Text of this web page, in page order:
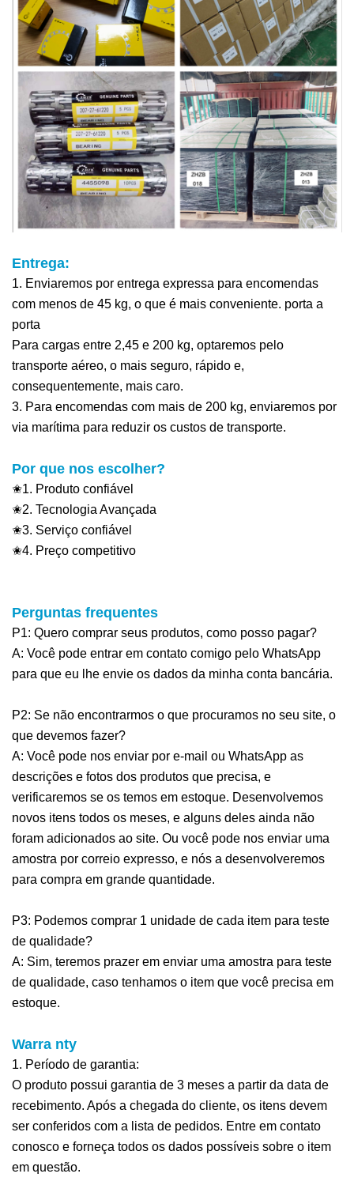
Entrega:
1. Enviaremos por entrega expressa para encomendas
com menos de 45 kg, o que é mais conveniente. porta a
porta
Para cargas entre 2,45 e 200 kg, optaremos pelo
transporte aéreo, o mais seguro, rápido e,
consequentemente, mais caro.
3. Para encomendas com mais de 200 kg, enviaremos por
via marítima para reduzir os custos de transporte.
Por que nos escolher?
✬1. Produto confiável
✬2. Tecnologia Avançada
✬3. Serviço confiável
✬4. Preço competitivo
Perguntas frequentes
P1: Quero comprar seus produtos, como posso pagar?
A: Você pode entrar em contato comigo pelo WhatsApp
para que eu lhe envie os dados da minha conta bancária.
P2: Se não encontrarmos o que procuramos no seu site, o
que devemos fazer?
A: Você pode nos enviar por e-mail ou WhatsApp as
descrições e fotos dos produtos que precisa, e
verificaremos se os temos em estoque. Desenvolvemos
novos itens todos os meses, e alguns deles ainda não
foram adicionados ao site. Ou você pode nos enviar uma
amostra por correio expresso, e nós a desenvolveremos
para compra em grande quantidade.
P3: Podemos comprar 1 unidade de cada item para teste
de qualidade?
A: Sim, teremos prazer em enviar uma amostra para teste
de qualidade, caso tenhamos o item que você precisa em
estoque.
Warra nty
1. Período de garantia:
O produto possui garantia de 3 meses a partir da data de
recebimento. Após a chegada do cliente, os itens devem
ser conferidos com a lista de pedidos. Entre em contato
conosco e forneça todos os dados possíveis sobre o item
em questão.